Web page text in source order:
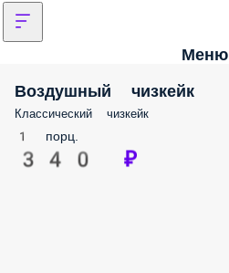
Меню
Воздушный чизкейк
Классический чизкейк
1 порц.
340 ₽